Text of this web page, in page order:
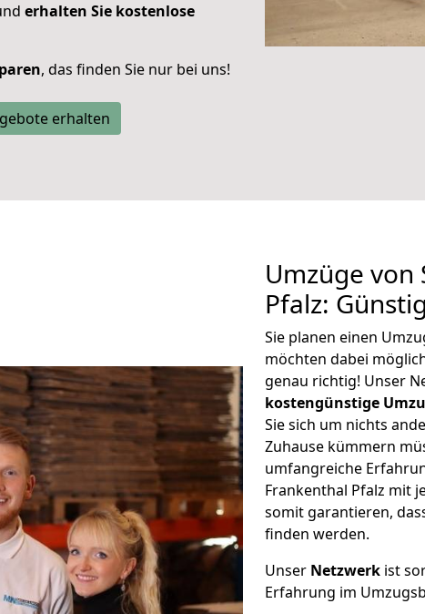
erhalten Sie kostenlose
, das finden Sie nur bei uns!
erhalten
Umzüge
Pfalz:
Sie planen einen
möchten dabei
genau richtig! Unser
kostengünstige
Sie sich um nichts
Zuhause kümmern
umfangreiche
Frankenthal Pfalz mit
somit garantieren,
finden werden.
Unser Netzwerk ist
Erfahrung im